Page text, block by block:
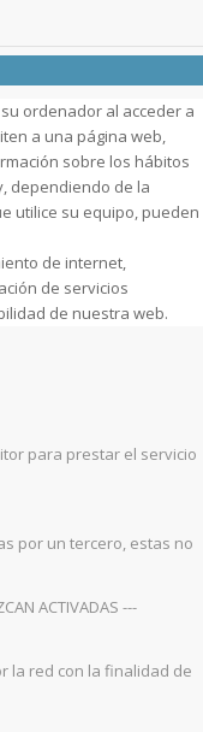
ordenador al acceder a
a una página web,
sobre los hábitos
dependiendo de la
utilice su equipo, pueden
de internet,
de servicios
de nuestra web.
para prestar el servicio
por un tercero, estas no
ACTIVADAS ---
la red con la finalidad de